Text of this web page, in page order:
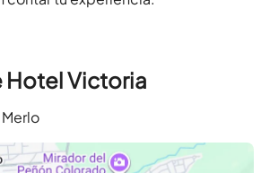
Hotel Victoria
Merlo